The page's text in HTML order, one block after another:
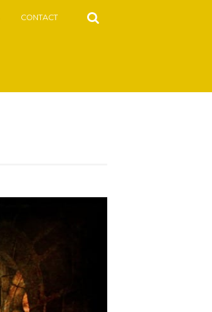
CONTACT